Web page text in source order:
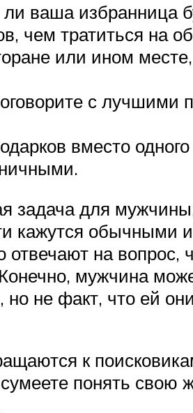
ваша избранница
чем тратиться на
или ином
с
вместо
для
кажутся
на вопрос,
мужчина
не факт, что ей
к
понять свою